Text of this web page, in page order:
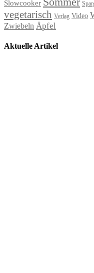
Slowcooker
vegetarisch Verlag Video
Zwiebeln Äpfel
Aktuelle Artikel